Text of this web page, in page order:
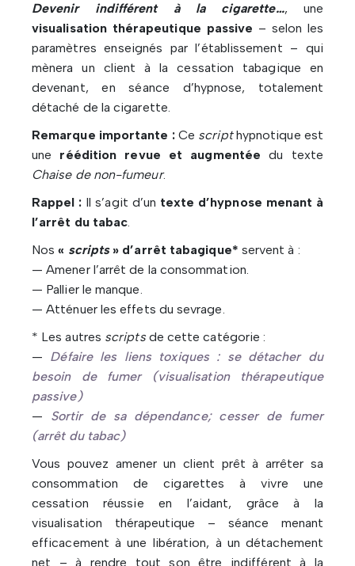
Devenir indifférent à la cigarette…, une
visualisation thérapeutique passive – selon les
paramètres enseignés par l’établissement – qui
mènera un client à la cessation tabagique en
devenant, en séance d’hypnose, totalement
détaché de la cigarette.
Remarque importante :Ce scripthypnotique est
une réédition revue et augmentée du texte
Chaise de non-fumeur.
Rappel : Il s’agit d’un texte d’hypnose menant à
l’arrêt du tabac.
Nos« scripts» d’arrêt tabagique* servent à :
— Amener l’arrêt de la consommation.
— Pallier le manque.
— Atténuer les effets du sevrage.
* Les autres scriptsde cette catégorie :
— Défaire les liens toxiques : se détacher du
besoin de fumer (visualisation thérapeutique
passive)
— Sortir de sa dépendance; cesser de fumer
(arrêt du tabac)
Vous pouvez amener un client prêt à arrêter sa
consommation de cigarettes à vivre une
cessation réussie en l’aidant, grâce à la
visualisation thérapeutique – séance menant
efficacement à une libération, à un détachement
net – à rendre tout son être indifférent à la